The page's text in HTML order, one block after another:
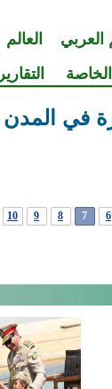
العربي العالم
في المدن
6
7
8
9
10